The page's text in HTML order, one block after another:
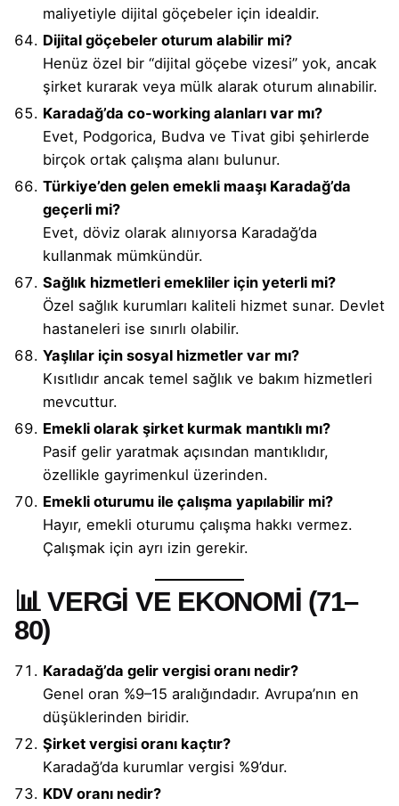
maliyetiyle dijital göçebeler için idealdir.
Dijital göçebeler oturum alabilir mi?
Henüz özel bir “dijital göçebe vizesi” yok, ancak
şirket kurarak veya mülk alarak oturum alınabilir.
Karadağ’da co-working alanları var mı?
Evet, Podgorica, Budva ve Tivat gibi şehirlerde
birçok ortak çalışma alanı bulunur.
Türkiye’den gelen emekli maaşı Karadağ’da
geçerli mi?
Evet, döviz olarak alınıyorsa Karadağ’da
kullanmak mümkündür.
Sağlık hizmetleri emekliler için yeterli mi?
Özel sağlık kurumları kaliteli hizmet sunar. Devlet
hastaneleri ise sınırlı olabilir.
Yaşlılar için sosyal hizmetler var mı?
Kısıtlıdır ancak temel sağlık ve bakım hizmetleri
mevcuttur.
Emekli olarak şirket kurmak mantıklı mı?
Pasif gelir yaratmak açısından mantıklıdır,
özellikle gayrimenkul üzerinden.
Emekli oturumu ile çalışma yapılabilir mi?
Hayır, emekli oturumu çalışma hakkı vermez.
Çalışmak için ayrı izin gerekir.
📊 VERGİ VE EKONOMİ (71–
80)
Karadağ’da gelir vergisi oranı nedir?
Genel oran %9–15 aralığındadır. Avrupa’nın en
düşüklerinden biridir.
Şirket vergisi oranı kaçtır?
Karadağ’da kurumlar vergisi %9’dur.
KDV oranı nedir?